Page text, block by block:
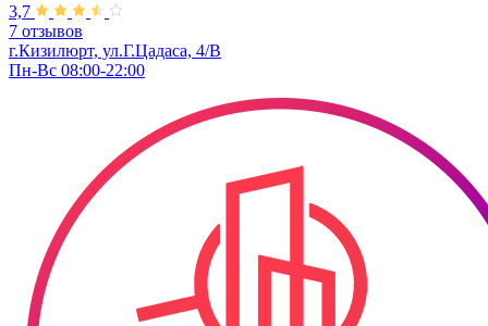
3,7
7 отзывов
г.Кизилюрт, ​ул.Г.Цадаса, 4/В
Пн-Вс 08:00-22:00